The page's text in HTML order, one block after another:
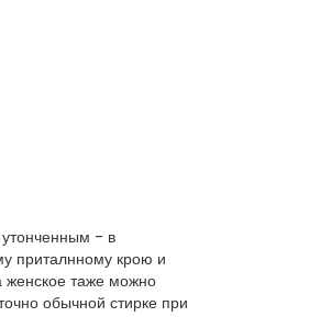
утонченным - в
приталнному крою и
женское таже можно
обычной стирке при